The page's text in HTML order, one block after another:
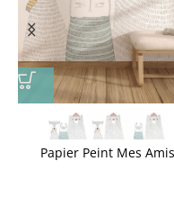
Papier Peint Mes Amis